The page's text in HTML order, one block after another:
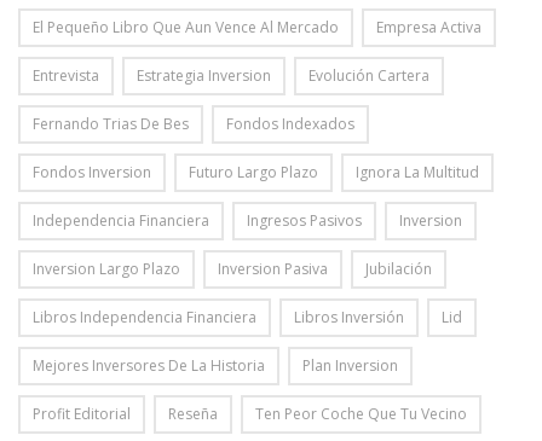
El Pequeño Libro Que Aun Vence Al Mercado Empresa Activa
Entrevista Estrategia Inversion Evolución Cartera
Fernando Trias De Bes Fondos Indexados
Fondos Inversion Futuro Largo Plazo Ignora La Multitud
Independencia Financiera Ingresos Pasivos Inversion
Inversion Largo Plazo Inversion Pasiva Jubilación
Libros Independencia Financiera Libros Inversión Lid
Mejores Inversores De La Historia Plan Inversion
Profit Editorial Reseña Ten Peor Coche Que Tu Vecino